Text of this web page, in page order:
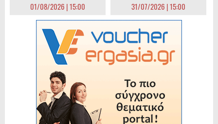
01/08/2026 | 15:00 31/07/2026 | 15:00